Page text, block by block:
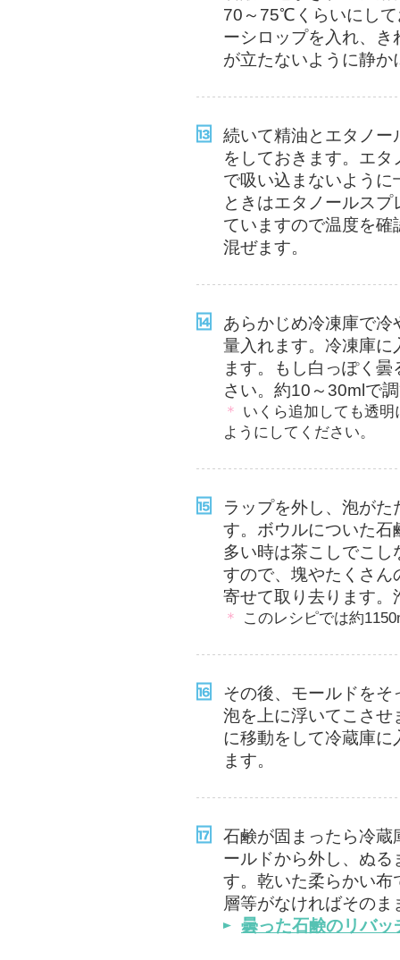
70～75℃くらいにし
ーシロップを入れ、
が立たないように静
続いて精油とエタノ
をしておきます。エ
で吸い込まないよう
ときはエタノールス
ていますので温度を
混ぜます。
あらかじめ冷凍庫で
量入れます。冷凍庫
ます。もし白っぽく
さい。約10～30mlで
＊ いくら追加しても透
ようにしてください。
ラップを外し、泡が
す。ボウルについた
多い時は茶こしでこ
すので、塊やたくさ
寄せて取り去ります
＊ このレシピでは約
その後、モールドを
泡を上に浮いてこさ
に移動をして冷蔵庫
ます。
石鹸が固まったら冷
ールドから外し、ぬ
す。乾いた柔らかい
層等がなければその
曇った石鹸のリバッ